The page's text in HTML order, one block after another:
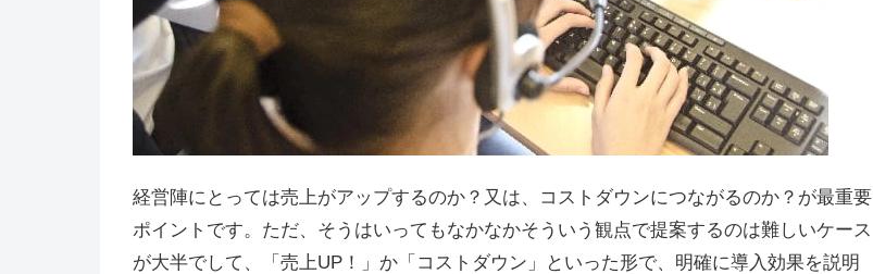
経営陣にとっては売上がアップするのか？又は、コストダウンにつながるのか？が最重要
ポイントです。ただ、そうはいってもなかなかそういう観点で提案するのは難しいケース
が大半でして、「売上UP！」か「コストダウン」といった形で、明確に導入効果を説明